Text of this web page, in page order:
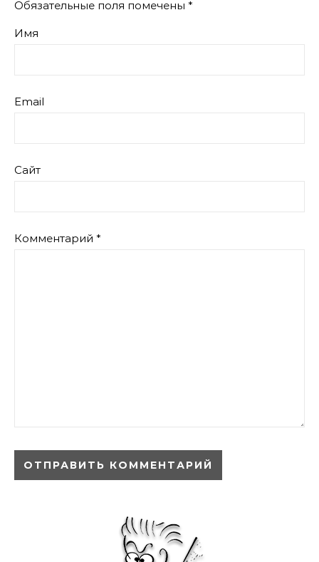
Обязательные поля помечены *
Имя
Email
Сайт
Комментарий *